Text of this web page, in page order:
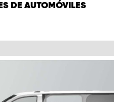
DE AUTOMÓVILES